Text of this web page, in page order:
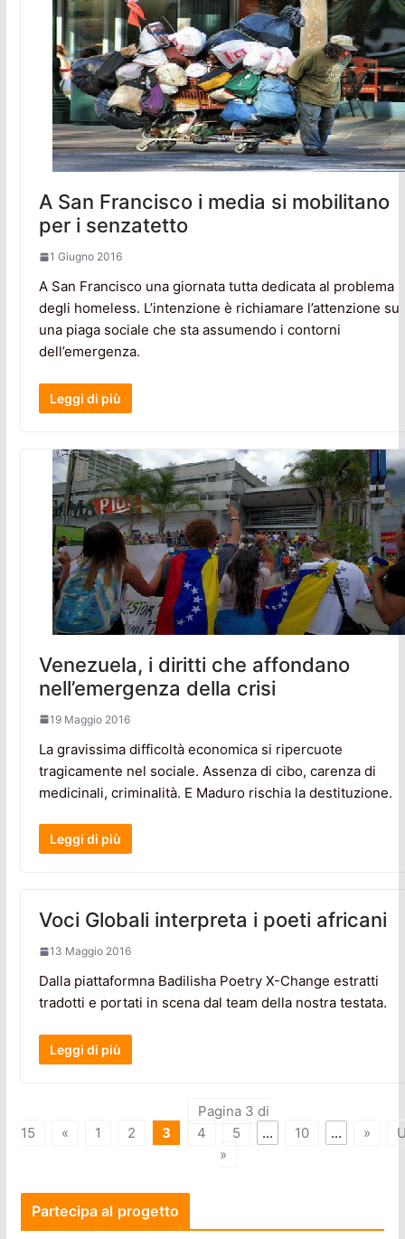
A San Francisco i media si mobilitano
per i senzatetto
1 Giugno 2016
A San Francisco una giornata tutta dedicata al problema
degli homeless. L’intenzione è richiamare l’attenzione su
una piaga sociale che sta assumendo i contorni
dell’emergenza.
Leggi di più
Venezuela, i diritti che affondano
nell’emergenza della crisi
19 Maggio 2016
La gravissima difficoltà economica si ripercuote
tragicamente nel sociale. Assenza di cibo, carenza di
medicinali, criminalità. E Maduro rischia la destituzione.
Leggi di più
Voci Globali interpreta i poeti africani
13 Maggio 2016
Dalla piattaformna Badilisha Poetry X-Change estratti
tradotti e portati in scena dal team della nostra testata.
Leggi di più
Pagina 3 di
15
« 1 2 3 4 5 ... 10 ... »
»
Partecipa al progetto